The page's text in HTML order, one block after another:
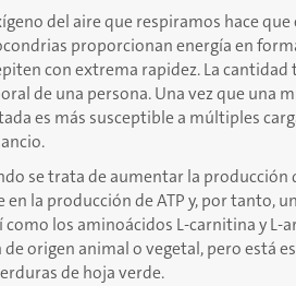
del aire que respiramos hace
proporcionan energía en
con extrema rapidez. La
de una persona. Una vez que una
es más susceptible a múltiples
se trata de aumentar la producción
en la producción de ATP y, por tanto,
como los aminoácidos L-carnitina y
de origen animal o vegetal, pero está
de hoja verde.